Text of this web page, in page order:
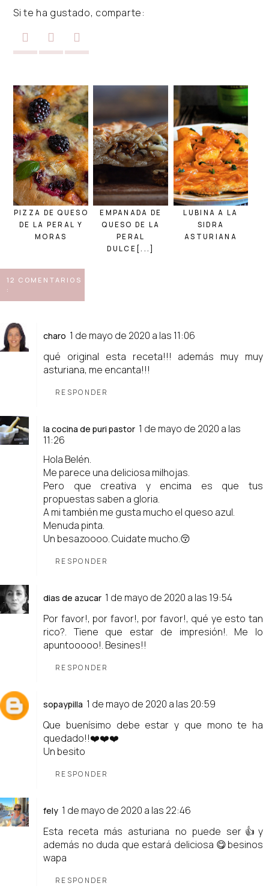
Si te ha gustado, comparte:
PIZZA DE QUESO
DE LA PERAL Y
MORAS
EMPANADA DE
QUESO DE LA
PERAL
DULCE[...]
LUBINA A LA
SIDRA
ASTURIANA
12 COMENTARIOS
:
charo 1 de mayo de 2020 a las 11:06
qué original esta receta!!! además muy muy
asturiana, me encanta!!!
RESPONDER
la cocina de puri pastor 1 de mayo de 2020 a las
11:26
Hola Belén.
Me parece una deliciosa milhojas.
Pero que creativa y encima es que tus
propuestas saben a gloria.
A mi también me gusta mucho el queso azul.
Menuda pinta.
Un besazoooo. Cuidate mucho.😚
RESPONDER
dias de azucar 1 de mayo de 2020 a las 19:54
Por favor!, por favor!, por favor!, qué ye esto tan
rico?. Tiene que estar de impresión!. Me lo
apuntooooo!. Besines!!
RESPONDER
sopaypilla 1 de mayo de 2020 a las 20:59
Que buenísimo debe estar y que mono te ha
quedado!!❤️❤️❤️
Un besito
RESPONDER
fely 1 de mayo de 2020 a las 22:46
Esta receta más asturiana no puede ser👍y
además no duda que estará deliciosa 😋besinos
wapa
RESPONDER